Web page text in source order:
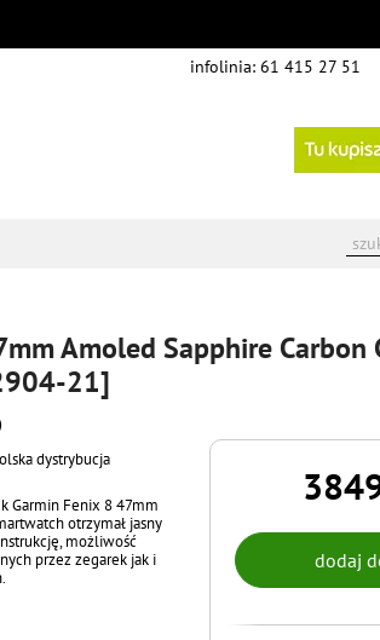
infolinia: 61 415 27 51
Amoled Sapphire Carbon
21]
dystrybucja
Garmin Fenix 8 47mm
otrzymał jasny
możliwość
przez zegarek jak i